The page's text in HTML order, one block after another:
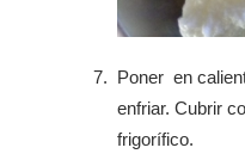
Poner en
enfriar. Cubrir
frigorífico.